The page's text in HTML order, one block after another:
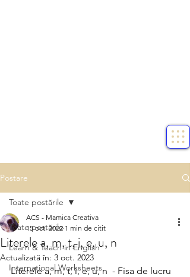
Postare
Toate postările
Learn & Teach in English
International Worksheets
Toate postările
Literele a, m, t, i, e, u, n
ACS - Mamica Creativa
15 oct. 2022 1 min de citit
Actualizată în: 3 oct. 2023
Literele a, m, t, i, e, u, n  - Fisa de lucru